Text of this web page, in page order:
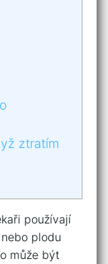
ztratím
používají
plodu
může být